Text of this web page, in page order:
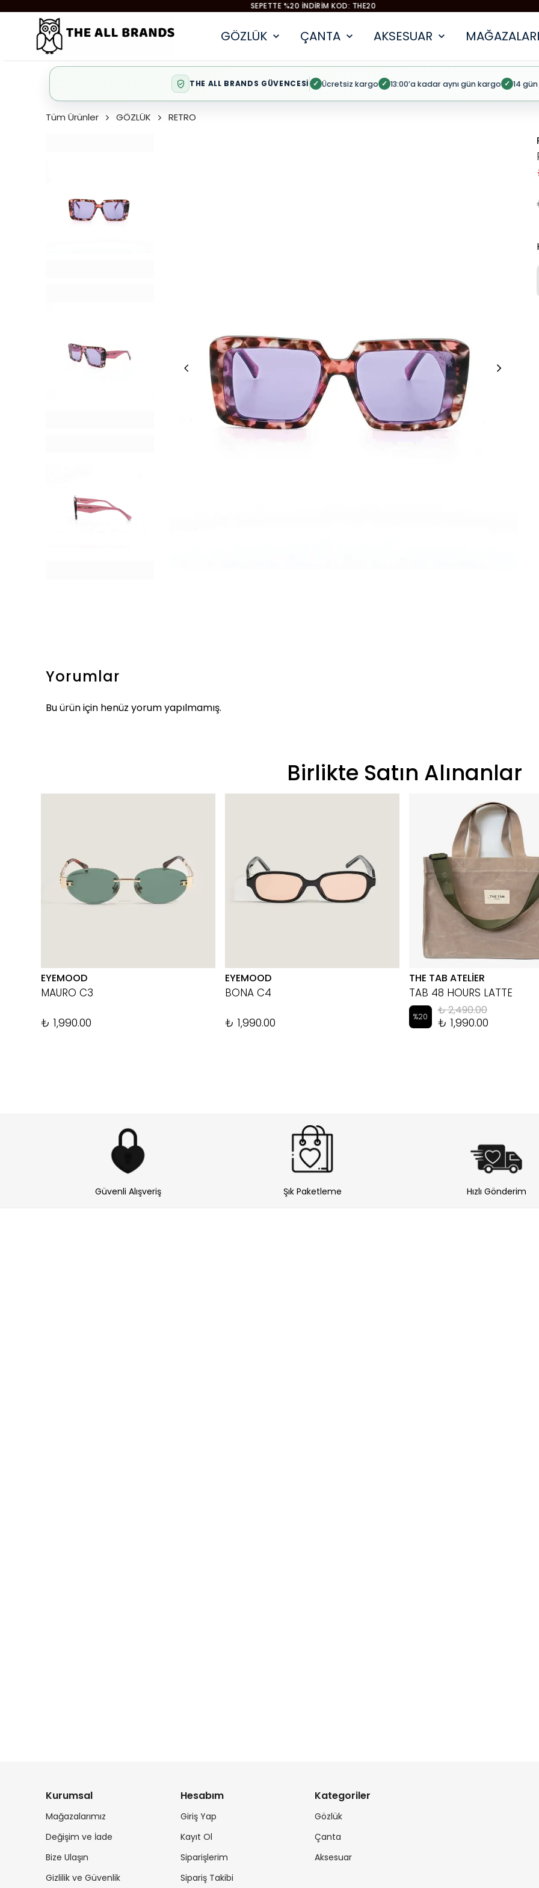
EYEMOOD 2. ÜRÜNE %50 İNDİRİM
GÖZLÜK ÇANTA AKSESUAR
THE ALL BRANDS GÜVENCESİ ✓ Ücretsiz kargo ✓ 13:00’a kadar aynı gün kargo ✓ 14
Tüm Ürünler GÖZLÜK RETRO
Yorumlar
Bu ürün için henüz yorum yapılmamış.
Birlikte Satın Alınanlar
EYEMOOD
MAURO C3
₺ 1,990.00
EYEMOOD
BONA C4
₺ 1,990.00
THE TAB ATELİER
TAB 48 HOURS LATTE
%20 ₺ 2,490.00
₺ 1,990.00
Güvenli Alışveriş Şık Paketleme Hızlı Gönderim
Kurumsal
Mağazalarımız
Değişim ve İade
Bize Ulaşın
Gizlilik ve Güvenlik
Hesabım
Giriş Yap
Kayıt Ol
Siparişlerim
Sipariş Takibi
Kategoriler
Gözlük
Çanta
Aksesuar